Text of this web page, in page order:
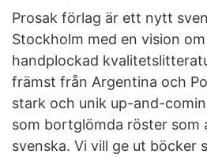
Prosak förlag är ett nytt
Stockholm med en vision
handplockad
främst från Argentina och
stark och unik up-and-
som bortglömda röster som
svenska. Vi vill ge ut böcker